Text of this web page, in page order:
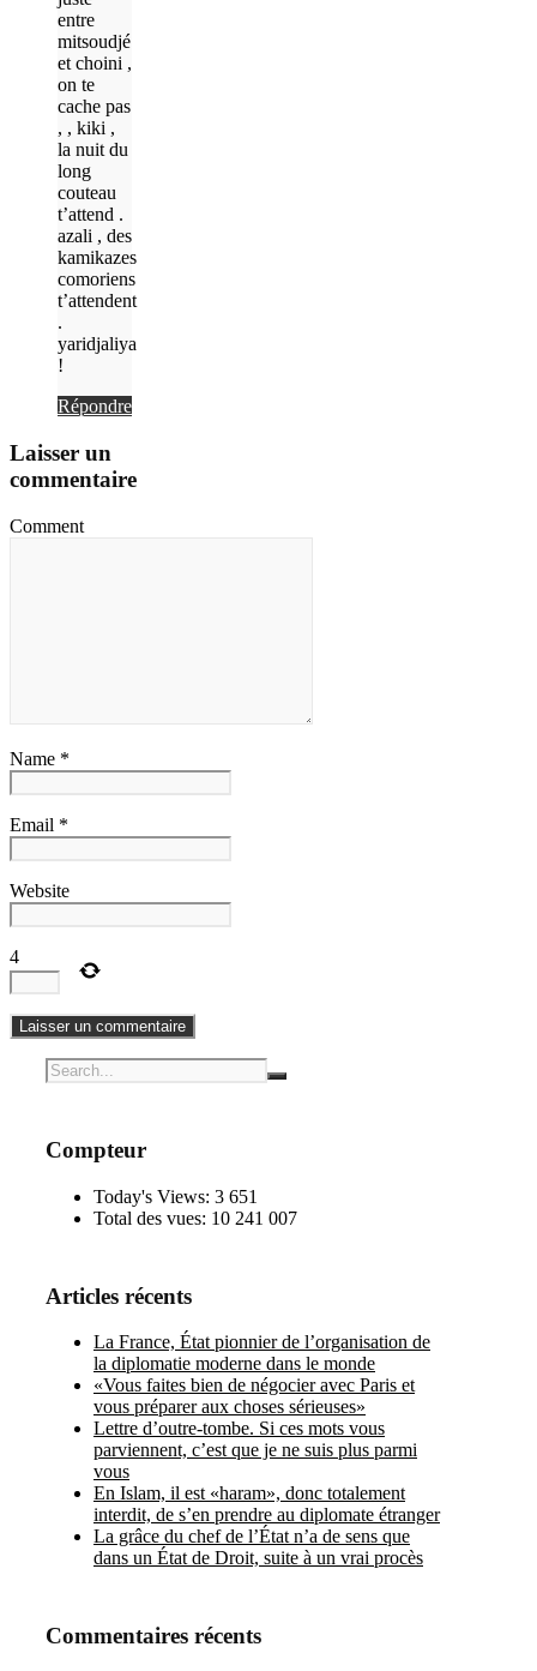
entre
mitsoudjé
et choini ,
on te
cache pas
, , kiki ,
la nuit du
long
couteau
t’attend .
azali , des
kamikazes
comoriens
t’attendent
.
yaridjaliya
!
Répondre
Laisser un
commentaire
Comment
Name *
Email *
Website
4
Compteur
Today's Views: 3 651
Total des vues: 10 241 007
Articles récents
La France, État pionnier de l’organisation de
la diplomatie moderne dans le monde
«Vous faites bien de négocier avec Paris et
vous préparer aux choses sérieuses»
Lettre d’outre-tombe. Si ces mots vous
parviennent, c’est que je ne suis plus parmi
vous
En Islam, il est «haram», donc totalement
interdit, de s’en prendre au diplomate étranger
La grâce du chef de l’État n’a de sens que
dans un État de Droit, suite à un vrai procès
Commentaires récents